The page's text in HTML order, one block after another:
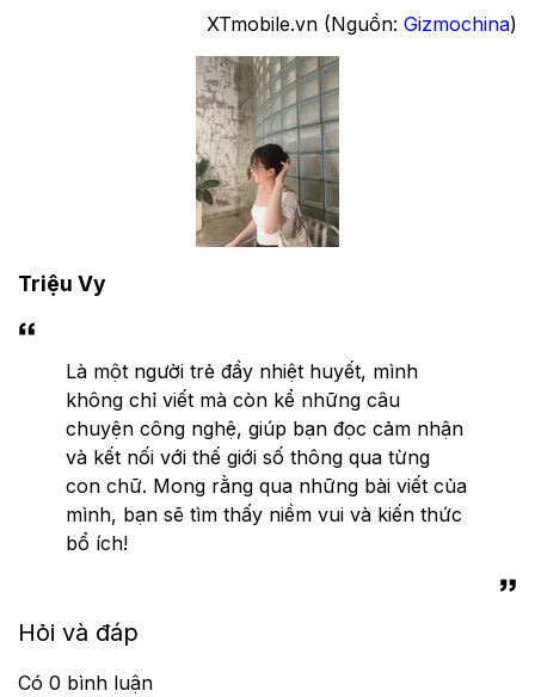
XTmobile.vn (Nguồn: Gizmochina)
Triệu Vy
Là một người trẻ đầy nhiệt huyết, mình
không chỉ viết mà còn kể những câu
chuyện công nghệ, giúp bạn đọc cảm nhận
và kết nối với thế giới số thông qua từng
con chữ. Mong rằng qua những bài viết của
mình, bạn sẽ tìm thấy niềm vui và kiến thức
bổ ích!
Hỏi và đáp
Có 0 bình luận